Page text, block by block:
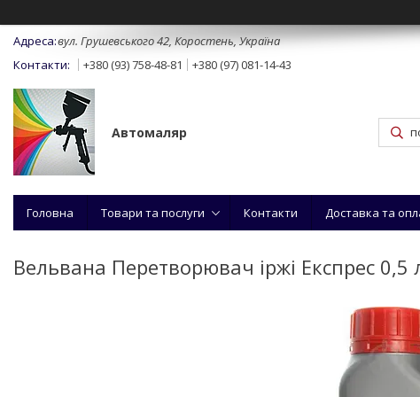
вул. Грушевського 42, Коростень, Україна
+380 (93) 758-48-81
+380 (97) 081-14-43
Автомаляр
Головна Товари та послуги Контакти Доставка та
Вельвана Перетворювач іржі Експрес 0,5